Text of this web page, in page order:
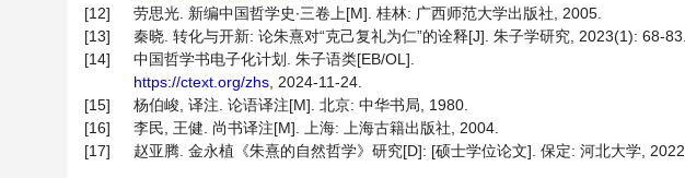
[12]
劳思光. 新编中国哲学史∙三卷上[M]. 桂林: 广西师范大学出版社, 2005.
[13]
秦晓. 转化与开新: 论朱熹对“克己复礼为仁”的诠释[J]. 朱子学研究, 2023(1): 68-83.
[14]
中国哲学书电子化计划. 朱子语类[EB/OL].
https://ctext.org/zhs , 2024-11-24.
[15]
杨伯峻, 译注. 论语译注[M]. 北京: 中华书局, 1980.
[16]
李民, 王健. 尚书译注[M]. 上海: 上海古籍出版社, 2004.
[17]
赵亚腾. 金永植《朱熹的自然哲学》研究[D]: [硕士学位论文]. 保定: 河北大学, 2022.